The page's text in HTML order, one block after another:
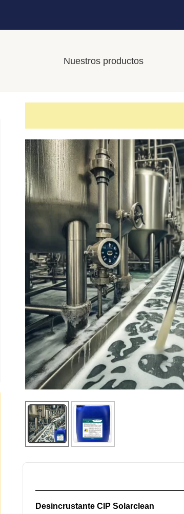
Nuestros productos
Desincrustante CIP Solarclean